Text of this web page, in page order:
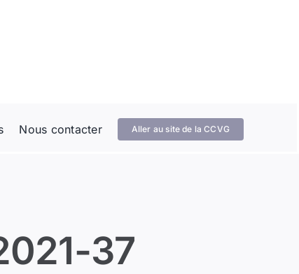
Nous contacter Aller au site de la CCVG
37